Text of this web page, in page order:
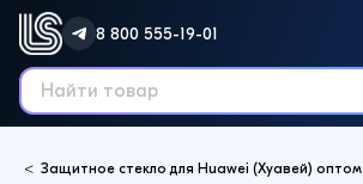
8 800 555-19-01
Защитное стекло для Huawei (Хуавей) оптом